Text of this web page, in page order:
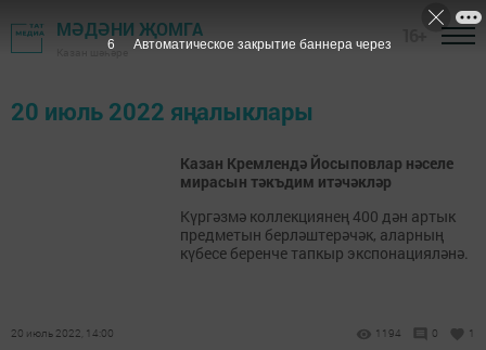
МӘДӘНИ ҖОМГА
Казан шәһәре
20 июль 2022 яңалыклары
Казан Кремлендә Йосыповлар нәселе
мирасын тәкъдим итәчәкләр
Күргәзмә коллекциянең 400 дән артык
предметын берләштерәчәк, аларның
күбесе беренче тапкыр экспонацияләнә.
20 июль 2022, 14:00 1194 0 1
6 Автоматическое закрытие баннера через